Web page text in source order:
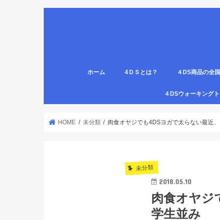
ホーム 4ＤＳとは？
医療従事者,学生のための語呂合わせ
４DS商品の全
４DSの公認ク
4DS腸腹ペタベ
４DS螺旋ソック
４DSウォーキン
HOME 未分類 肉食オヤジでも4DSヨガで太らない最近
未分類
2018.05.10
肉食オヤジ
学生並み